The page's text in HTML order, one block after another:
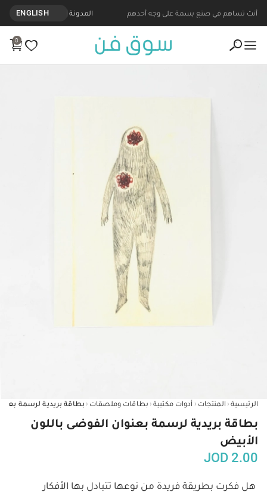
أنت تساهم في صنع بسمة على وجه أحدهم المدونة ENGLISH
0
الرئيسية ‹ المنتجات ‹ أدوات مكتبية ‹ بطاقات وملصقات ‹
بطاقة بريدية لرسمة بعنوان الفوضى باللون
الأبيض
JOD 2.00
هل فكرت بطريقة فريدة من نوعها تتبادل بها الأفكار